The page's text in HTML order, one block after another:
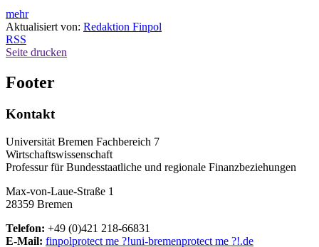
mehr
Aktualisiert von: Redaktion Finpol
RSS
Seite drucken
Footer
Kontakt
Universität Bremen Fachbereich 7
Wirtschaftswissenschaft
Professur für Bundesstaatliche und regionale Finanzbeziehungen
Max-von-Laue-Straße 1
28359 Bremen
Telefon: +49 (0)421 218-66831
E-Mail: finpolprotect me ?!uni-bremenprotect me ?!.de